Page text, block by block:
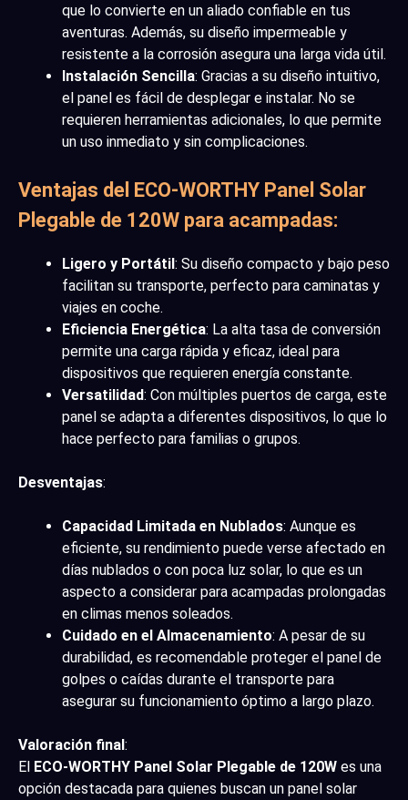
que lo convierte en un aliado confiable en tus
aventuras. Además, su diseño impermeable y
resistente a la corrosión asegura una larga vida útil.
Instalación Sencilla: Gracias a su diseño intuitivo,
el panel es fácil de desplegar e instalar. No se
requieren herramientas adicionales, lo que permite
un uso inmediato y sin complicaciones.
Ventajas del ECO-WORTHY Panel Solar
Plegable de 120W para acampadas:
Ligero y Portátil: Su diseño compacto y bajo peso
facilitan su transporte, perfecto para caminatas y
viajes en coche.
Eficiencia Energética: La alta tasa de conversión
permite una carga rápida y eficaz, ideal para
dispositivos que requieren energía constante.
Versatilidad: Con múltiples puertos de carga, este
panel se adapta a diferentes dispositivos, lo que lo
hace perfecto para familias o grupos.
Desventajas:
Capacidad Limitada en Nublados: Aunque es
eficiente, su rendimiento puede verse afectado en
días nublados o con poca luz solar, lo que es un
aspecto a considerar para acampadas prolongadas
en climas menos soleados.
Cuidado en el Almacenamiento: A pesar de su
durabilidad, es recomendable proteger el panel de
golpes o caídas durante el transporte para
asegurar su funcionamiento óptimo a largo plazo.
Valoración final:
El ECO-WORTHY Panel Solar Plegable de 120W es una
opción destacada para quienes buscan un panel solar